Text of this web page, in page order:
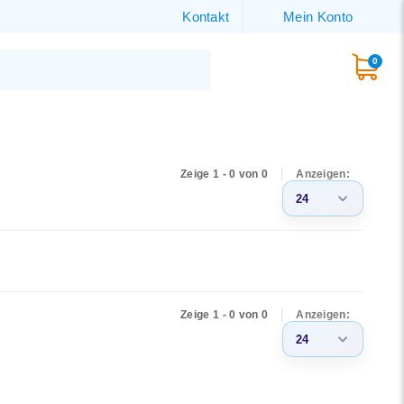
Kontakt Mein Konto
0
Zeige 1 - 0 von 0 Anzeigen:
24
15
Zeige 1 - 0 von 0 Anzeigen:
24